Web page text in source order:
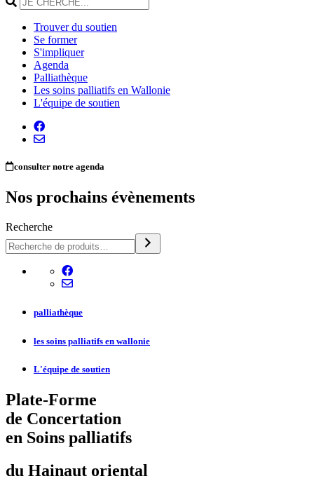
Trouver du soutien
Se former
S'impliquer
Agenda
Palliathèque
Les soins palliatifs en Wallonie
L'équipe de soutien
consulter notre agenda
Nos prochains évènements
Recherche
palliathèque
les soins palliatifs en wallonie
L'équipe de soutien
Plate-Forme
de Concertation
en Soins palliatifs
du Hainaut oriental